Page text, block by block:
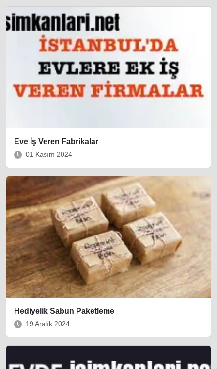
Eve İş Veren Fabrikalar
01 Kasım 2024
Hediyelik Sabun Paketleme
19 Aralık 2024